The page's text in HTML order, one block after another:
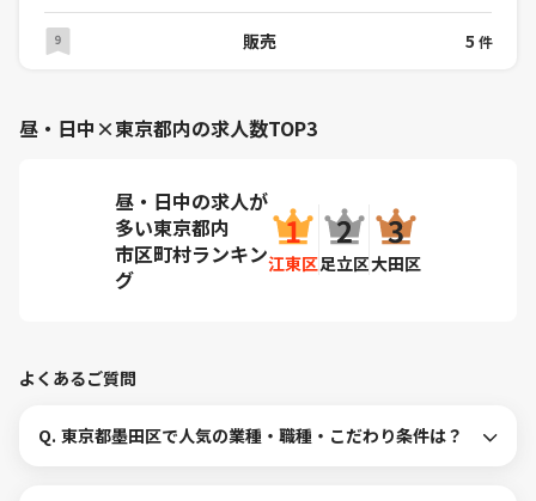
販売 5 件
昼・日中×東京都内の求人数TOP3
昼・日中の求人が
多い東京都内
市区町村ランキン
グ
江東区足立区大田区
よくあるご質問
Q. 東京都墨田区で人気の業種・職種・こだわり条件は？